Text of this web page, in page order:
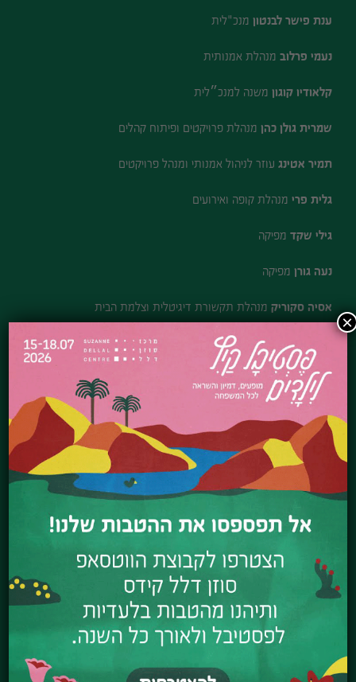
ענת פישר לבנטון מנכ"לית
נעמי פרלוב מנהלת אמנותית
קלאודיו קוגון משנה למנכ״לית
שמרית גולן כהן מנהלת פרויקטים ופיתוח קהלים
תמיר אטינג עוזר לניהול אמנותי ומנהל פרויקטים
גלית פרי מנהלת קופה ואירועים
גילי שקד מפיקה
נעה גורן מפיקה
אסיה סקוריק מנהלת תקשורת דיגיטלית וצלמת הבית
חגי שלומוב מנהל טכני
מיקי פטישאחראי סאונד
קובי דיין
אורה אביב מנהלת חשבונות
גאוצ'ו ברון לביאנציג שירות לקוחות
ניקה ברזין נציגת שירות לקוחות
אחראי אולםסרגי ברזין, תו מלמד, אלון סמדיה, אורן עובדיה, אלכסנדר
צ'רשנש
×